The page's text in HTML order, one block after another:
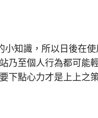
小知識，所以日後在
乃至個人行為都可能
下點心力才是上上之